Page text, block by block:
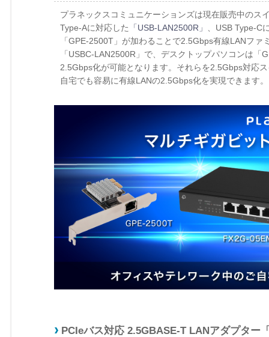
プラネックスコミュニケーションズは現在販売中のス
Type-Aに対応した
「USB-LAN2500R」
、USB Type-C
「GPE-2500T」が加わることで2.5Gbps有線LANフ
「USBC-LAN2500R」で、デスクトップパソコンは
2.5Gbps化が可能となります。それらを2.5Gbps対応
自宅でも容易に有線LANの2.5Gbps化を実現できます。
PCIeバス対応 2.5GBASE-T LANアダプター